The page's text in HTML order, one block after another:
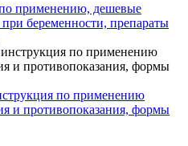
применению, дешевые
беременности, препараты
по применению
и противопоказания, формы